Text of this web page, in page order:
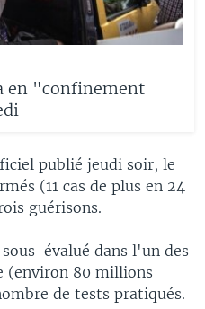
en "confinement
publié jeudi soir, le
(11 cas de plus en 24
guérisons.
évalué dans l'un des
(environ 80 millions
de tests pratiqués.